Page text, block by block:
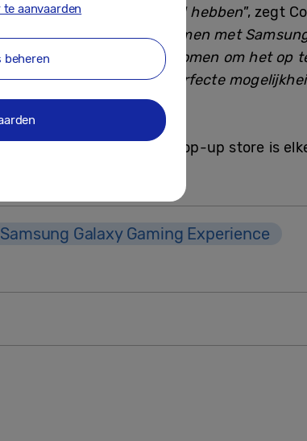
op heden georganiseerd hebben”, zegt
wij veelal online. Samen met
langs kunnen komen om het op
up store voor ons de perfecte
Gullit.”
april op Utrecht CS. De pop-up store is
19.
Samsung Galaxy Gaming Experience
aanvaarden
beheren